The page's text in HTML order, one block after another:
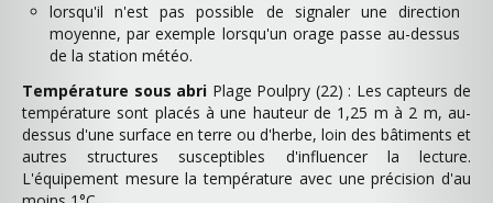
lorsqu'il n'est pas possible de signaler une direction
moyenne, par exemple lorsqu'un orage passe au-dessus
de la station météo.
Température sous abri Plage Poulpry (22) : Les capteurs de
température sont placés à une hauteur de 1,25 m à 2 m, au-
dessus d'une surface en terre ou d'herbe, loin des bâtiments et
autres structures susceptibles d'influencer la lecture.
L'équipement mesure la température avec une précision d'au